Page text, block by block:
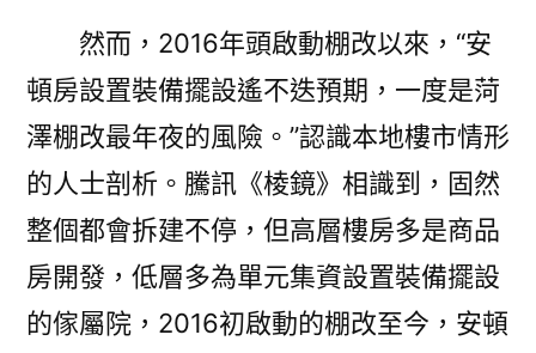
然而，2016年頭啟動棚改以來，“安
頓房設置裝備擺設遙不迭預期，一度是菏
澤棚改最年夜的風險。”認識本地樓市情形
的人士剖析。騰訊《棱鏡》相識到，固然
整個都會拆建不停，但高層樓房多是商品
房開發，低層多為單元集資設置裝備擺設
的傢屬院，2016初啟動的棚改至今，安頓